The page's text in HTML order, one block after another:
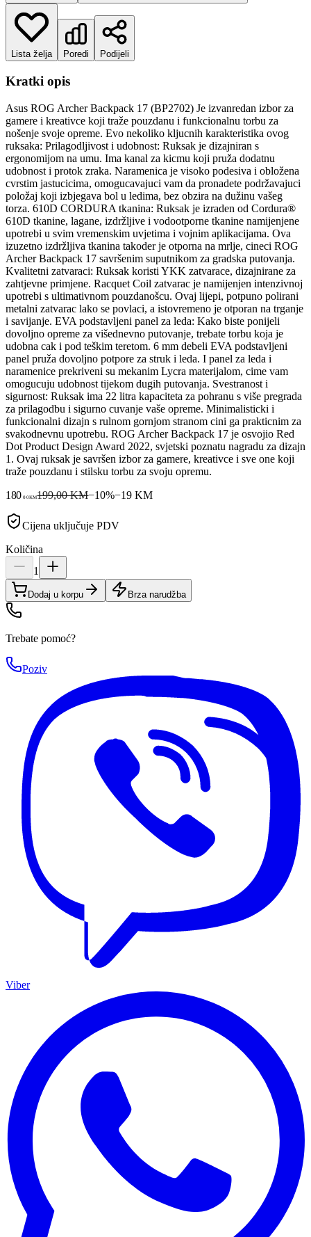
Lista želja Poredi Podijeli
Kratki opis
Asus ROG Archer Backpack 17 (BP2702) Je izvanredan izbor za
gamere i kreativce koji traže pouzdanu i funkcionalnu torbu za
nošenje svoje opreme. Evo nekoliko kljucnih karakteristika ovog
ruksaka: Prilagodljivost i udobnost: Ruksak je dizajniran s
ergonomijom na umu. Ima kanal za kicmu koji pruža dodatnu
udobnost i protok zraka. Naramenica je visoko podesiva i obložena
cvrstim jastucicima, omogucavajuci vam da pronadete podržavajuci
položaj koji izbjegava bol u ledima, bez obzira na dužinu vašeg
torza. 610D CORDURA tkanina: Ruksak je izraden od Cordura®
610D tkanine, lagane, izdržljive i vodootporne tkanine namijenjene
upotrebi u svim vremenskim uvjetima i vojnim aplikacijama. Ova
izuzetno izdržljiva tkanina takoder je otporna na mrlje, cineci ROG
Archer Backpack 17 savršenim suputnikom za gradska putovanja.
Kvalitetni zatvaraci: Ruksak koristi YKK zatvarace, dizajnirane za
zahtjevne primjene. Racquet Coil zatvarac je namijenjen intenzivnoj
upotrebi s ultimativnom pouzdanošcu. Ovaj lijepi, potpuno polirani
metalni zatvarac lako se povlaci, a istovremeno je otporan na trganje
i savijanje. EVA podstavljeni panel za leda: Kako biste ponijeli
dovoljno opreme za višednevno putovanje, trebate torbu koja je
udobna cak i pod teškim teretom. 6 mm debeli EVA podstavljeni
panel pruža dovoljno potpore za struk i leda. I panel za leda i
naramenice prekriveni su mekanim Lycra materijalom, cime vam
omogucuju udobnost tijekom dugih putovanja. Svestranost i
sigurnost: Ruksak ima 22 litra kapaciteta za pohranu s više pregrada
za prilagodbu i sigurno cuvanje vaše opreme. Minimalisticki i
funkcionalni dizajn s rulnom gornjom stranom cini ga prakticnim za
svakodnevnu upotrebu. ROG Archer Backpack 17 je osvojio Red
Dot Product Design Award 2022, svjetski poznatu nagradu za dizajn
1. Ovaj ruksak je savršen izbor za gamere, kreativce i sve one koji
traže pouzdanu i stilsku torbu za svoju opremu.
180 00KM199,00 KM−10%−19 KM
Cijena uključuje PDV
Količina
1
Dodaj u korpu Brza narudžba
Trebate pomoć?
Poziv
Viber